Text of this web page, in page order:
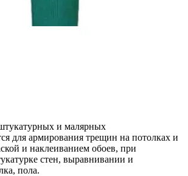
и малярных
для армирования трещин на потолках и
и наклеиванием обоев, при
стен, выравнивании и
пола.